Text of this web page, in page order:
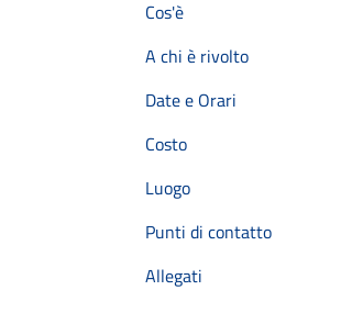
Cos'è
A chi è rivolto
Date e Orari
Costo
Luogo
Punti di contatto
Allegati